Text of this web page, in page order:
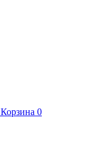
Корзина 0